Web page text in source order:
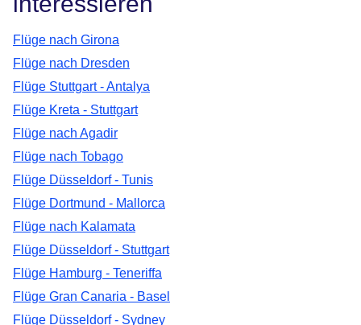
Flüge nach Girona
Flüge nach Dresden
Flüge Stuttgart - Antalya
Flüge Kreta - Stuttgart
Flüge nach Agadir
Flüge nach Tobago
Flüge Düsseldorf - Tunis
Flüge Dortmund - Mallorca
Flüge nach Kalamata
Flüge Düsseldorf - Stuttgart
Flüge Hamburg - Teneriffa
Flüge Gran Canaria - Basel
Flüge Düsseldorf - Sydney